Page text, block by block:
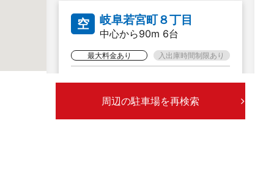
空 岐阜若宮町８丁目
中心から90m 6台
最大料金あり 入出庫時間制限あり
料金シミュレーション
周辺の駐車場を再検索